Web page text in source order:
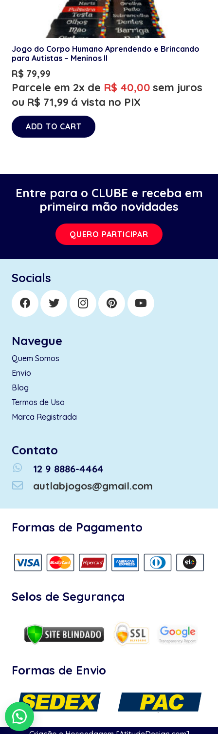
Jogo do Corpo Humano Aprendendo e Brincando
para Autistas – Meninos II
R$ 79,99
Parcele em 2x de R$ 40,00 sem juros
ou R$ 71,99 á vista no PIX
ADD TO CART
Entre para o CLUBE e receba em
primeira mão novidades
QUERO PARTICIPAR
Socials
Navegue
Quem Somos
Envio
Blog
Termos de Uso
Marca Registrada
Contato
whatsapp
12 9 8886-4464
autlabjogos@gmail.com
Formas de Pagamento
Selos de Segurança
Formas de Envio